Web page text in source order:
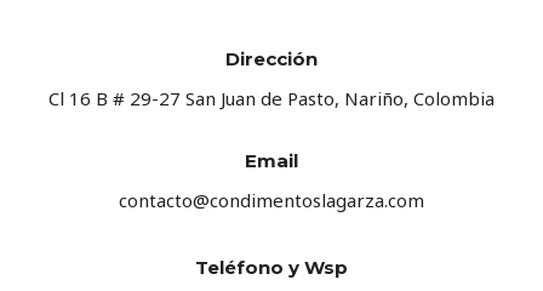
Dirección
Cl 16 B # 29-27 San Juan de Pasto, Nariño, Colombia
Email
contacto@condimentoslagarza.com
Teléfono y Wsp